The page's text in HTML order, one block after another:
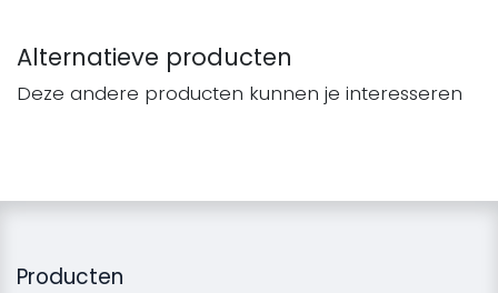
Alternatieve producten
Deze andere producten kunnen je interesseren
Producten